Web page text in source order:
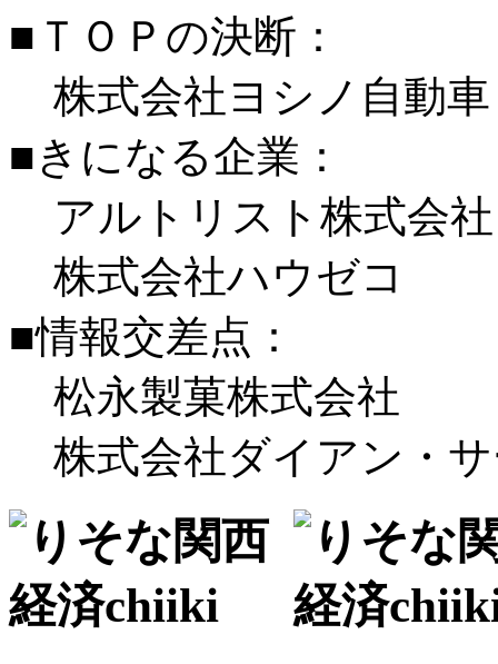
■ＴＯＰの決断：
株式会社ヨシノ自動車
■きになる企業：
アルトリスト株式会社
株式会社ハウゼコ
■情報交差点：
松永製菓株式会社
株式会社ダイアン・